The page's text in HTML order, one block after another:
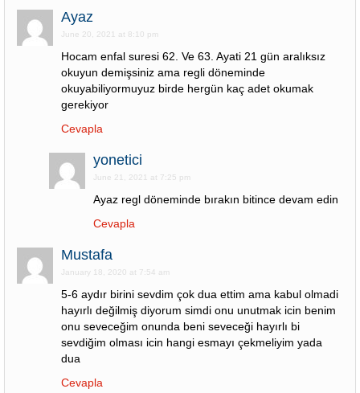
Ayaz
June 20, 2021 at 8:10 pm
Hocam enfal suresi 62. Ve 63. Ayati 21 gün aralıksız
okuyun demişsiniz ama regli döneminde
okuyabiliyormuyuz birde hergün kaç adet okumak
gerekiyor
Cevapla
yonetici
June 21, 2021 at 7:25 pm
Ayaz regl döneminde bırakın bitince devam edin
Cevapla
Mustafa
January 18, 2020 at 7:54 am
5-6 aydır birini sevdim çok dua ettim ama kabul olmadi
hayırlı değilmiş diyorum simdi onu unutmak icin benim
onu seveceğim onunda beni seveceği hayırlı bi
sevdiğim olması icin hangi esmayı çekmeliyim yada
dua
Cevapla